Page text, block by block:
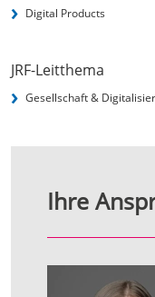
Digital Products
JRF-Leitthema
Gesellschaft &
Ihre